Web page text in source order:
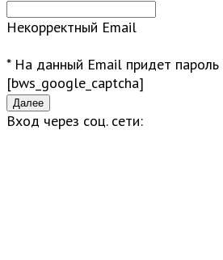
Некорректный Email
* На данный Email придет
[bws_google_captcha]
Вход через соц. сети: